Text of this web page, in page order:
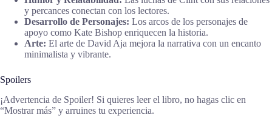
y percances conectan con los lectores.
Desarrollo de Personajes: Los arcos de los personajes de
apoyo como Kate Bishop enriquecen la historia.
Arte: El arte de David Aja mejora la narrativa con un encanto
minimalista y vibrante.
Spoilers
¡Advertencia de Spoiler! Si quieres leer el libro, no hagas clic en
“Mostrar más” y arruines tu experiencia.